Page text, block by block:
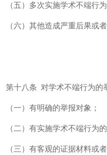
（五）多次实施学术不端行为
（六）其他造成严重后果或
第十八条 对学术不端行为的
（一）有明确的举报对象；
（二）有实施学术不端行为的
（三）有客观的证据材料或